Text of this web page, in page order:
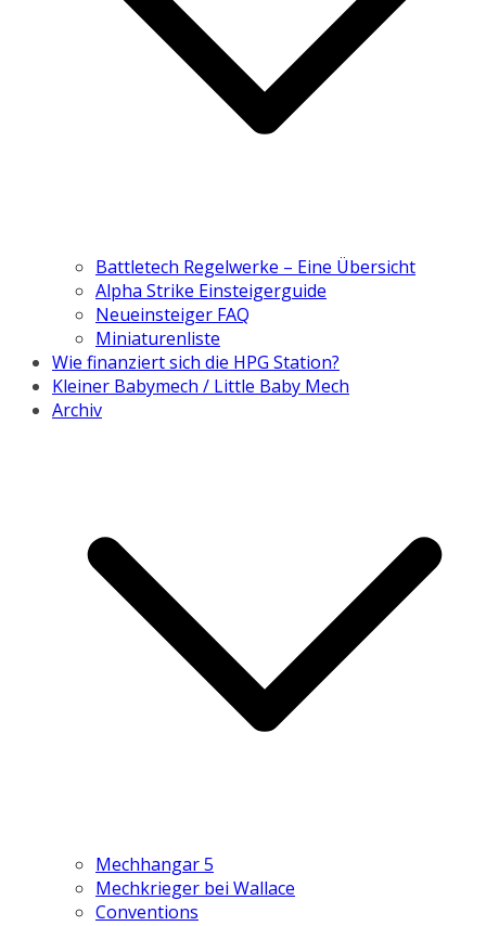
Battletech Regelwerke – Eine Übersicht
Alpha Strike Einsteigerguide
Neueinsteiger FAQ
Miniaturenliste
Wie finanziert sich die HPG Station?
Kleiner Babymech / Little Baby Mech
Archiv
Mechhangar 5
Mechkrieger bei Wallace
Conventions